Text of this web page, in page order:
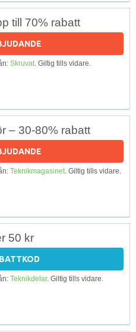
till 70% rabatt
Skruvat. Giltig tills vidare.
– 30-80% rabatt
Teknikmagasinet. Giltig tills vidare.
50 kr
Teknikdelar. Giltig tills vidare.